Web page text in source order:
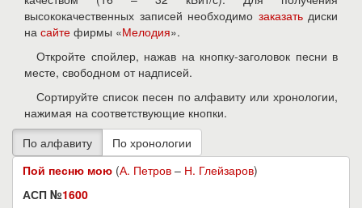
высококачественных записей необходимо заказатьдиски
на сайте фирмы «Мелодия».
Откройте спойлер, нажав на кнопку-заголовок песни в
месте, свободном от надписей.
Сортируйте список песен по алфавиту или хронологии,
нажимая на соответствующие кнопки.
Пой песню мою (А. Петров – Н. Глейзаров)
АСП №1600